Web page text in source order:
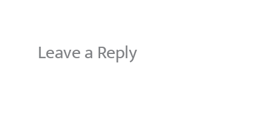
Leave a Reply